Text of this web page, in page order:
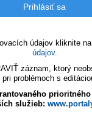
údajov kliknite na
údajov.
záznam, ktorý
pri problémoch s
služieb: